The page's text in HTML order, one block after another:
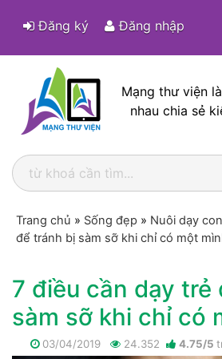
Đăng ký Đăng nhập
Mạng thư viện
nhau chia sẻ
Trang chủ » Sống đẹp » Nuôi dạy con
để tránh bị sàm sỡ khi chỉ có một
7 điều cần dạy trẻ
sàm sỡ khi chỉ có
03/04/2019 24.352 4.75/5